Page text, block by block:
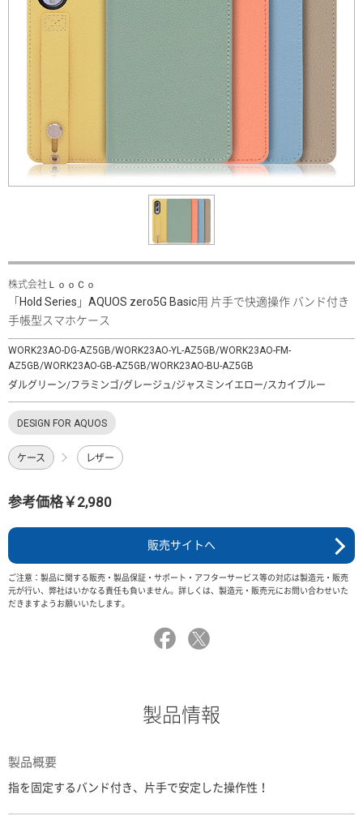
株式会社ＬｏｏＣｏ
「Hold Series」AQUOS zero5G Basic用 片手で快適操作 バンド付き
手帳型スマホケース
WORK23AO-DG-AZ5GB/WORK23AO-YL-AZ5GB/WORK23AO-FM-
AZ5GB/WORK23AO-GB-AZ5GB/WORK23AO-BU-AZ5GB
ダルグリーン/フラミンゴ/グレージュ/ジャスミンイエロー/スカイブルー
DESIGN FOR AQUOS
ケース レザー
参考価格￥2,980
販売サイトへ
ご注意：製品に関する販売・製品保証・サポート・アフターサービス等の対応は製造元・販売
元が行い、弊社はいかなる責任も負いません。詳しくは、製造元・販売元にお問い合わせいた
だきますようお願いいたします。
製品情報
製品概要
指を固定するバンド付き、片手で安定した操作性！